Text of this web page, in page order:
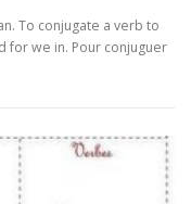
To conjugate a verb to
for we in. Pour conjuguer